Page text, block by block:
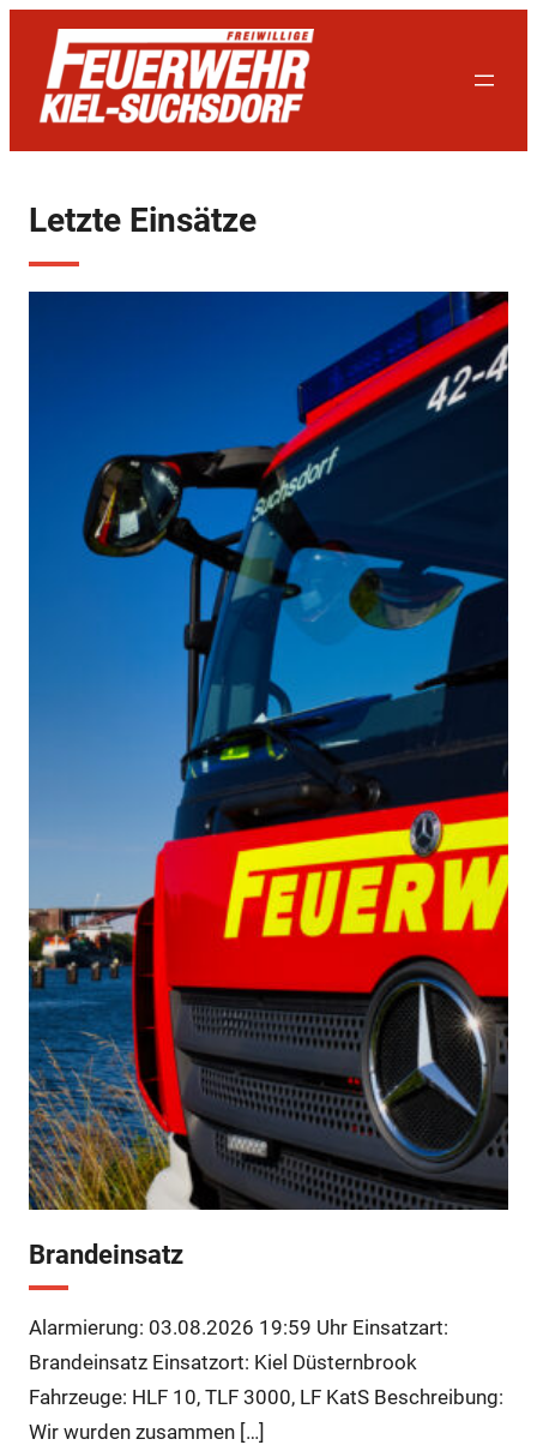
Inhalt
springen
Letzte Einsätze
Brandeinsatz
Alarmierung: 03.08.2026 19:59 Uhr Einsatzart:
Brandeinsatz Einsatzort: Kiel Düsternbrook
Fahrzeuge: HLF 10, TLF 3000, LF KatS Beschreibung:
Wir wurden zusammen […]